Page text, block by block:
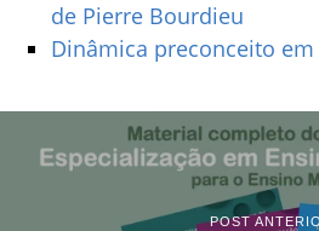
de Pierre Bourdieu
Dinâmica preconceito em
POST